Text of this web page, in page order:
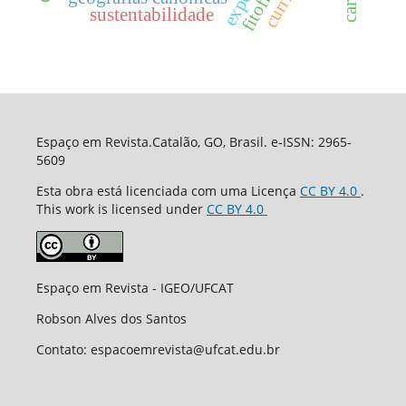
sustentabilidade
Espaço em Revista.Catalão, GO, Brasil. e-ISSN: 2965-
5609
Esta obra está licenciada com uma Licença CC BY 4.0 .
This work is licensed under CC BY 4.0
Espaço em Revista - IGEO/UFCAT
Robson Alves dos Santos
Contato: espacoemrevista@ufcat.edu.br